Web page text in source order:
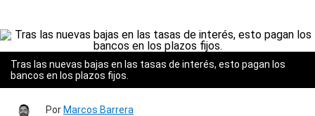
Tras las nuevas bajas en las tasas de interés, esto pagan los
bancos en los plazos fijos.
Por Marcos Barrera